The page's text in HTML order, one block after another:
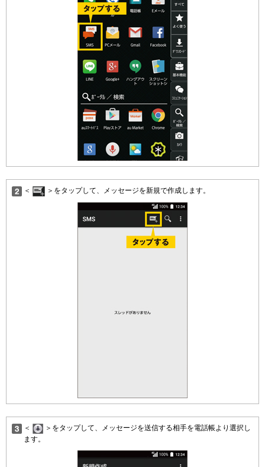
＜ ＞をタップして、メッセージを新規で作成します。
＜
＞をタップして、メッセージを送信する相手を電話帳より選択し
ます。